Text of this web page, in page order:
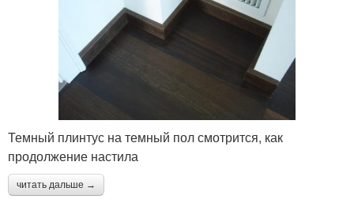
Темный плинтус на темный пол смотрится, как
продолжение настила
читать дальше →